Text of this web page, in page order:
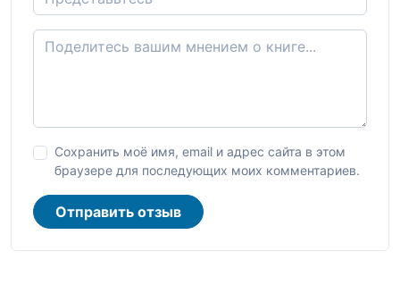
Сохранить моё имя, email и адрес сайта в этом
браузере для последующих моих комментариев.
Отправить отзыв